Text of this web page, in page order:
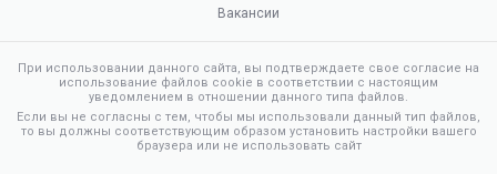
Вакансии
При использовании данного сайта, вы подтверждаете свое согласие на
использование файлов cookie в соответствии с настоящим
уведомлением в отношении данного типа файлов.
Если вы не согласны с тем, чтобы мы использовали данный тип файлов,
то вы должны соответствующим образом установить настройки вашего
браузера или не использовать сайт